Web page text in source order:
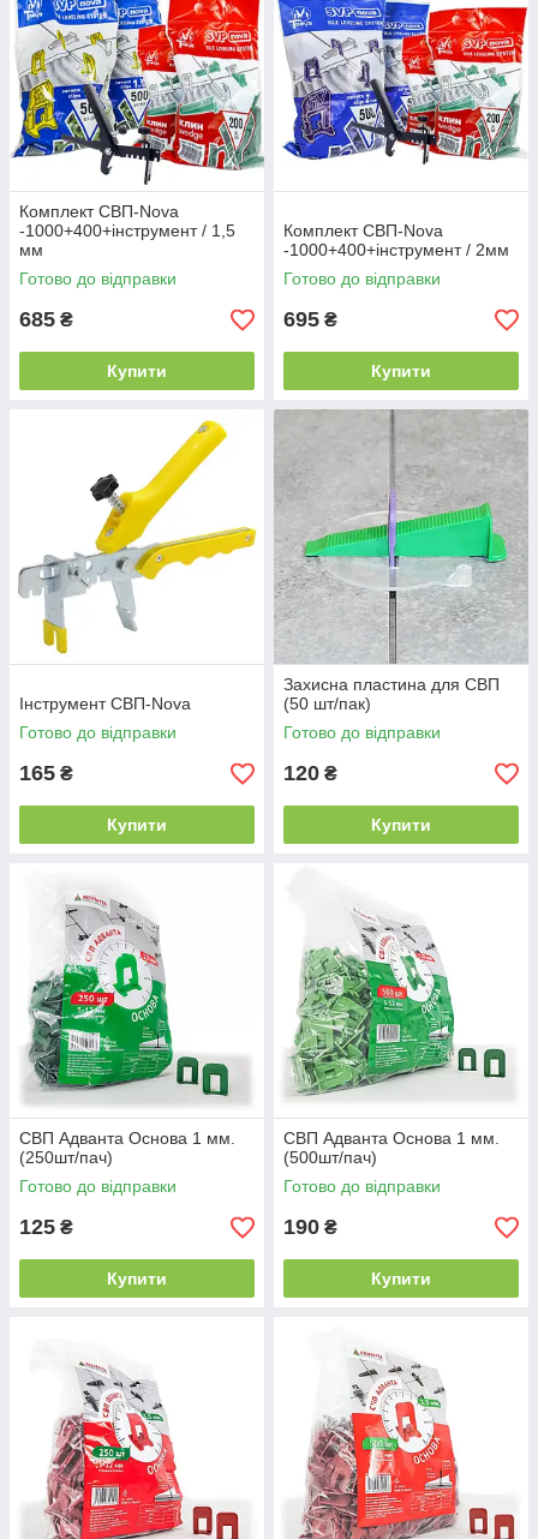
Комплект СВП-Nova
-1000+400+інструмент / 1,5
мм
Готово до відправки
685 ₴
Купити
Комплект СВП-Nova
-1000+400+інструмент / 2мм
Готово до відправки
695 ₴
Купити
Інструмент СВП-Nova
Готово до відправки
165 ₴
Купити
Захисна пластина для СВП
(50 шт/пак)
Готово до відправки
120 ₴
Купити
СВП Адванта Основа 1 мм.
(250шт/пач)
Готово до відправки
125 ₴
Купити
СВП Адванта Основа 1 мм.
(500шт/пач)
Готово до відправки
190 ₴
Купити